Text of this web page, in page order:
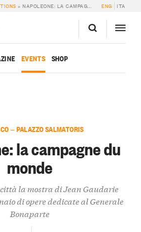
» NAPOLEONE: LA CAMPAGNE DU MONDE ENG ITA
EVENTS SHOP
— PALAZZO SALMATORIS
la campagne du
monde
la mostra di Jean Gaudarie
di opere dedicate al Generale
Bonaparte